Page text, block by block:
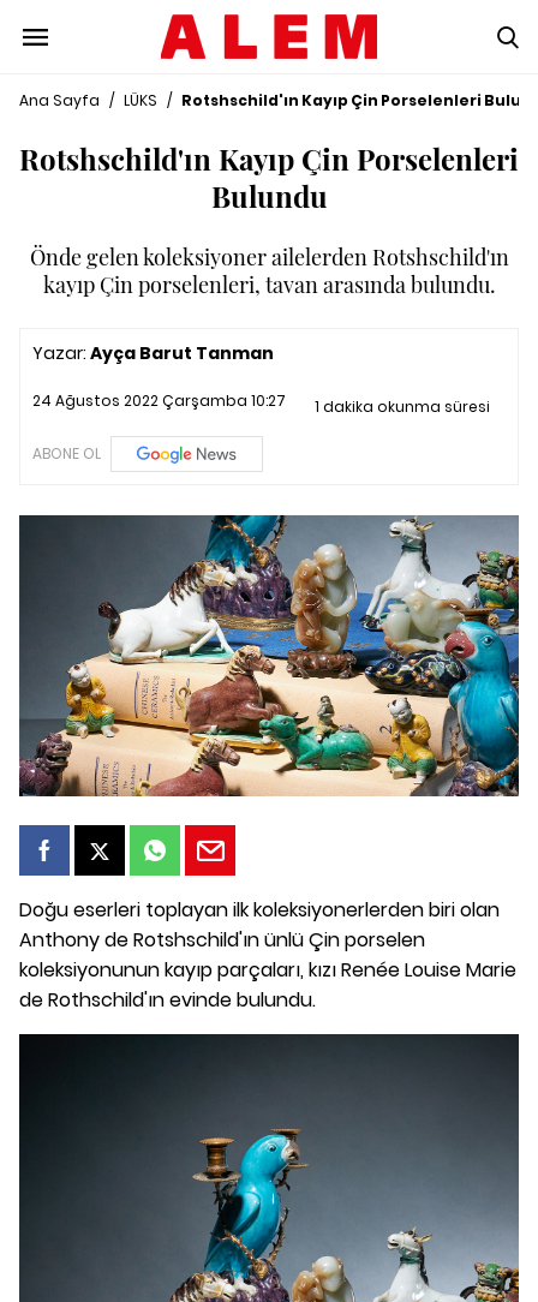
Ana Sayfa / LÜKS / Rotshschild'ın Kayıp Çin Porselenleri
Rotshschild'ın Kayıp Çin Porselenleri
Bulundu
Önde gelen koleksiyoner ailelerden Rotshschild'ın
kayıp Çin porselenleri, tavan arasında bulundu.
Yazar: Ayça Barut Tanman
24 Ağustos 2022 Çarşamba 10:27 1 dakika okunma süresi
ABONE OL
Doğu eserleri toplayan ilk koleksiyonerlerden biri olan
Anthony de Rotshschild'ın ünlü Çin porselen
koleksiyonunun kayıp parçaları, kızı Renée Louise Marie
de Rothschild'ın evinde bulundu.